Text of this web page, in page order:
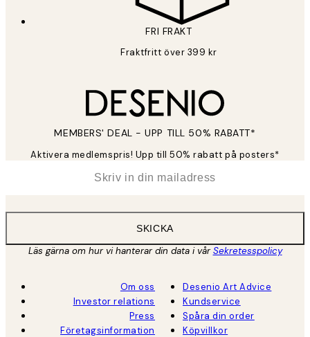
FRI FRAKT
Fraktfritt över 399 kr
MEMBERS' DEAL - UPP TILL 50% RABATT*
Aktivera medlemspris! Upp till 50% rabatt på posters*
SKICKA
Läs gärna om hur vi hanterar din data i vårSekretesspolicy
Om oss
Investor relations
Press
Företagsinformation
Desenio Art Advice
Kundservice
Spåra din order
Köpvillkor